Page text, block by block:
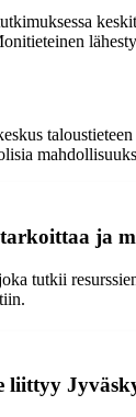
ja
tutkii
liittyy